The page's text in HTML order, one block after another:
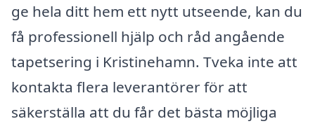
ge hela ditt hem ett nytt utseende, kan du
få professionell hjälp och råd angående
tapetsering i Kristinehamn. Tveka inte att
kontakta flera leverantörer för att
säkerställa att du får det bästa möjliga